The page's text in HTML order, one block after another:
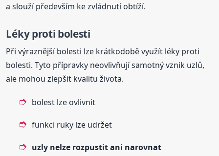
a slouží především ke zvládnutí obtíží.
Léky proti bolesti
Při výraznější bolesti lze krátkodobě využít léky proti
bolesti. Tyto přípravky neovlivňují samotný vznik uzlů,
ale mohou zlepšit kvalitu života.
bolest lze ovlivnit
funkci ruky lze udržet
uzly nelze rozpustit ani narovnat